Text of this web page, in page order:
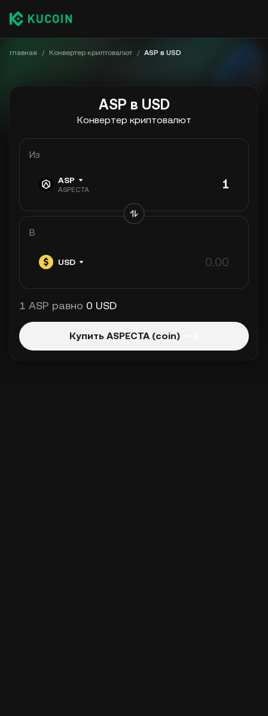
главная / Конвертер криптовалют / ASP в USD
ASP в USD
Конвертер криптовалют
Из
ASP
ASPECTA
В
USD
1 ASP равно 0 USD
Купить ASPECTA (coin)